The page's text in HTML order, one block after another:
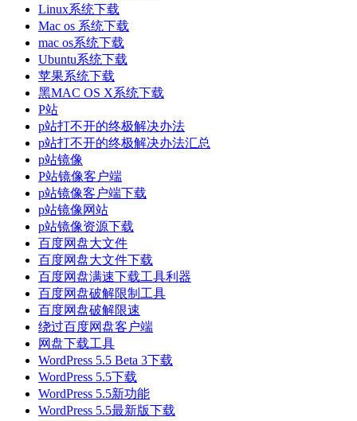
Linux系统下载
Mac os 系统下载
mac os系统下载
Ubuntu系统下载
苹果系统下载
黑MAC OS X系统下载
P站
p站打不开的终极解决办法
p站打不开的终极解决办法汇总
p站镜像
P站镜像客户端
p站镜像客户端下载
p站镜像网站
p站镜像资源下载
百度网盘大文件
百度网盘大文件下载
百度网盘满速下载工具利器
百度网盘破解限制工具
百度网盘破解限速
绕过百度网盘客户端
网盘下载工具
WordPress 5.5 Beta 3下载
WordPress 5.5下载
WordPress 5.5新功能
WordPress 5.5最新版下载